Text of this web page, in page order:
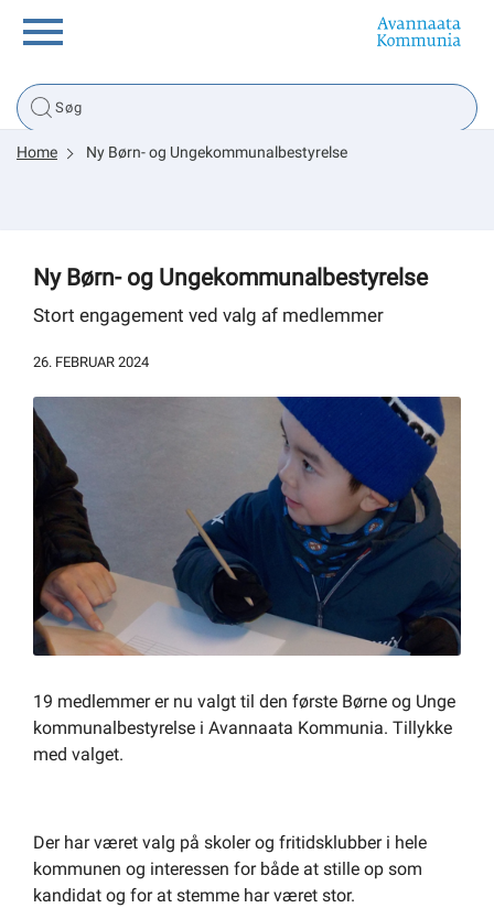
Borger
Tsunami
sullissivik.gl
Planportal
Om kommunen
Home Ny Børn- og Ungekommunalbestyrelse
Ny Børn- og Ungekommunalbestyrelse
Stort engagement ved valg af medlemmer
26. FEBRUAR 2024
19 medlemmer er nu valgt til den første Børne og Unge
kommunalbestyrelse i Avannaata Kommunia. Tillykke
med valget.
Der har været valg på skoler og fritidsklubber i hele
kommunen og interessen for både at stille op som
kandidat og for at stemme har været stor.